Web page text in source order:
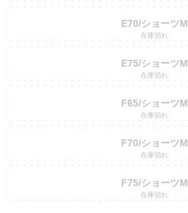
E70/ショーツM
在庫切れ
E75/ショーツM
在庫切れ
F65/ショーツM
在庫切れ
F70/ショーツM
在庫切れ
F75/ショーツM
在庫切れ